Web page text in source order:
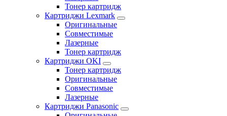
Тонер картридж
Картриджи Lexmark
Оригинальные
Совместимые
Лазерные
Тонер картридж
Картриджи OKI
Тонер картридж
Оригинальные
Совместимые
Лазерные
Картриджи Panasonic